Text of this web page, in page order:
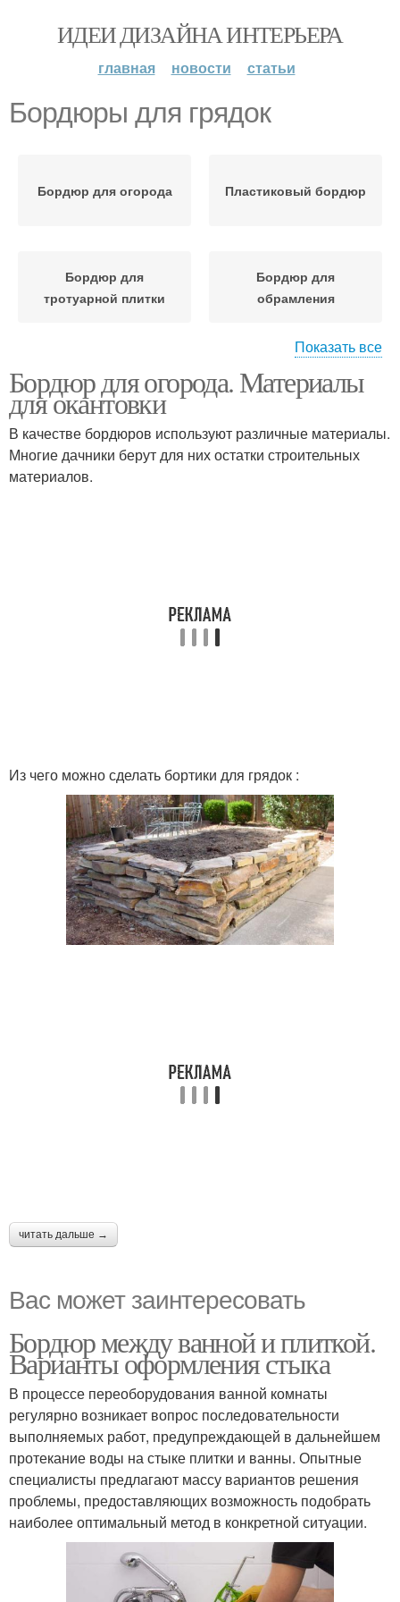
ИДЕИ ДИЗАЙНА ИНТЕРЬЕРА
главная новости статьи
Бордюры для грядок
Бордюр для огорода Пластиковый бордюр
Бордюр для
тротуарной плитки
Бордюр для
обрамления
Бордюр для клумбы
Бордюры в садовом
дизайне
Бордюры для клумб
Показать все
Бордюр для огорода. Материалы
для окантовки
В качестве бордюров используют различные материалы.
Многие дачники берут для них остатки строительных
материалов.
Из чего можно сделать бортики для грядок :
читать дальше →
Вас может заинтересовать
Бордюр между ванной и плиткой.
Варианты оформления стыка
В процессе переоборудования ванной комнаты
регулярно возникает вопрос последовательности
выполняемых работ, предупреждающей в дальнейшем
протекание воды на стыке плитки и ванны. Опытные
специалисты предлагают массу вариантов решения
проблемы, предоставляющих возможность подобрать
наиболее оптимальный метод в конкретной ситуации.